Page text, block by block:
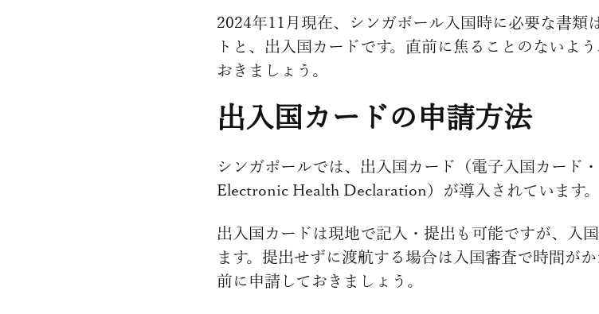
2024年11月現在、シンガポール入国時に必要な書類
トと、出入国カードです。直前に焦ることのないよ
おきましょう。
出入国カードの申請方法
シンガポールでは、出入国カード（電子入国カード
Electronic Health Declaration）が導入されています。
出入国カードは現地で記入・提出も可能ですが、入
ます。提出せずに渡航する場合は入国審査で時間が
前に申請しておきましょう。